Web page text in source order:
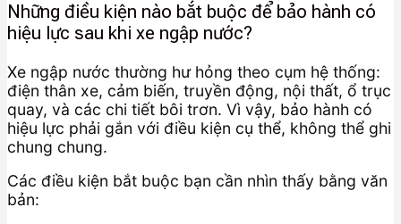
Những điều kiện nào bắt buộc để bảo hành có
hiệu lực sau khi xe ngập nước?
Xe ngập nước thường hư hỏng theo cụm hệ thống:
điện thân xe, cảm biến, truyền động, nội thất, ổ trục
quay, và các chi tiết bôi trơn. Vì vậy, bảo hành có
hiệu lực phải gắn với điều kiện cụ thể, không thể ghi
chung chung.
Các điều kiện bắt buộc bạn cần nhìn thấy bằng văn
bản: